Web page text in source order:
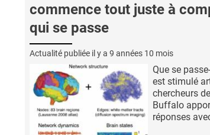
commence tout juste à
qui se passe
Actualité publiée il y a 9 années 10 mois
Que se
est stimulé
chercheurs
Buffalo
réponses